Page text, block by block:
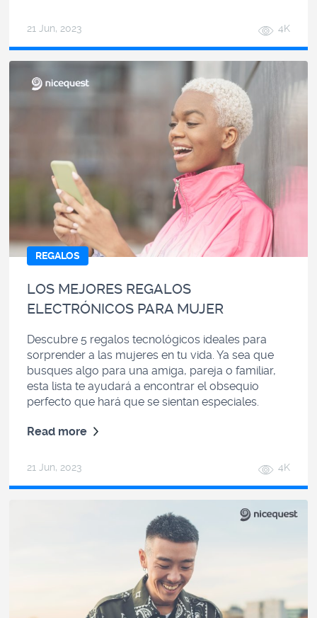
21 Jun, 2023 4K
REGALOS
LOS MEJORES REGALOS
ELECTRÓNICOS PARA MUJER
Descubre 5 regalos tecnológicos ideales para
sorprender a las mujeres en tu vida. Ya sea que
busques algo para una amiga, pareja o familiar,
esta lista te ayudará a encontrar el obsequio
perfecto que hará que se sientan especiales.
Read more
21 Jun, 2023 4K